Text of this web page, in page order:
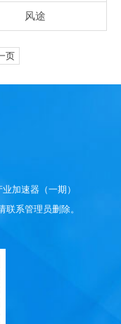
风途
页
加速器（一期）
系管理员删除。